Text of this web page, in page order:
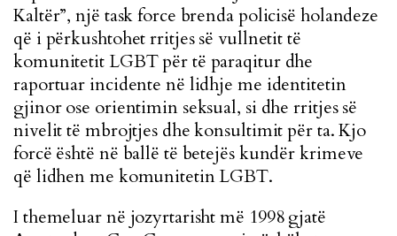
Kaltër”, një task force brenda policisë holandeze
që i përkushtohet rritjes së vullnetit të
komunitetit LGBT për të paraqitur dhe
raportuar incidente në lidhje me identitetin
gjinor ose orientimin seksual, si dhe rritjes së
nivelit të mbrojtjes dhe konsultimit për ta. Kjo
forcë është në ballë të betejës kundër krimeve
që lidhen me komunitetin LGBT.
I themeluar në jozyrtarisht më 1998 gjatë